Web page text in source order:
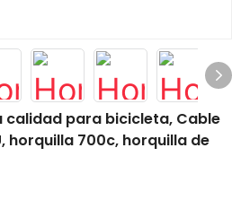
calidad para bicicleta, Cable
horquilla 700c, horquilla de